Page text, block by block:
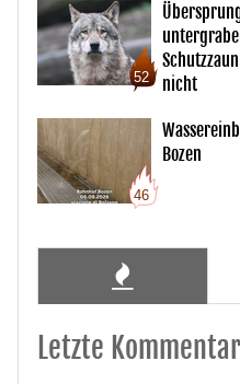
52
nicht
46
Bozen
Letzte